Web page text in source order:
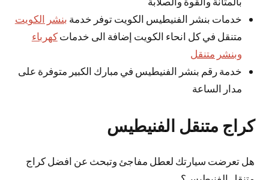
خدمات بنشر الفنيطيس الكويت توفر خدمة بنشر الكويت
متنقل في كل انحاء الكويت إضافة الى خدماتكهرباء
وبنشر متنقل
خدمة رقم بنشر الفنيطيس في مبارك الكبير متوفرة على
مدار الساعة
كراج متنقل الفنيطيس
هل تعرضت سيارتك لعطل مفاجئ وتبحث عن افضل كراج